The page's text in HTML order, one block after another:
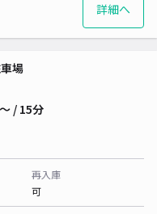
詳細へ
場
/ 15分
再入庫
可